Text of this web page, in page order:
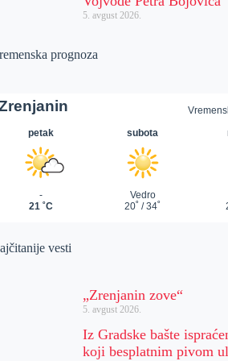
5. avgust 2026.
prognoza
vesti
„Zrenjanin zove“
5. avgust 2026.
Iz Gradske bašte
koji besplatnim pivom